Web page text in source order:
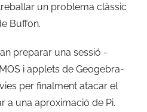
m
i
un problema clàssic
Buffon.
preparar una sessió -
i applets de Geogebra-
per finalment atacar el
a una aproximació de Pi.